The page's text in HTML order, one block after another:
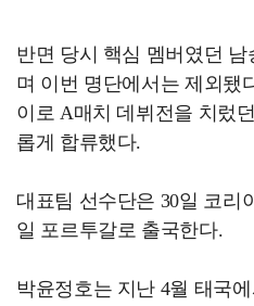
반면 당시 핵심 멤버였던
며 이번 명단에서는 제외됐
이로 A매치 데뷔전을 치렀
롭게 합류했다.
대표팀 선수단은 30일 코리
일 포르투갈로 출국한다.
박윤정호는 지난 4월 태국